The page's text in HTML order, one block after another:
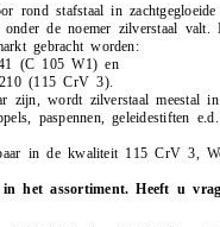
rond stafstaal in
onder de noemer zilverstaal
gebracht worden:
(C 105 W1) en
(115 CrV 3).
zijn, wordt zilverstaal meestal
paspennen, geleidestiften e.d.
in de kwaliteit 115 CrV 3,
in het assortiment. Heeft u